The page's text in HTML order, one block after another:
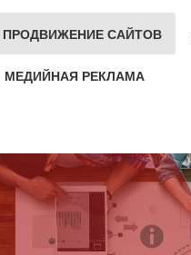
ПРОДВИЖЕНИЕ САЙТОВ
МЕДИЙНАЯ РЕКЛАМА